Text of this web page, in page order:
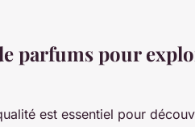
parfums pour
est essentiel pour